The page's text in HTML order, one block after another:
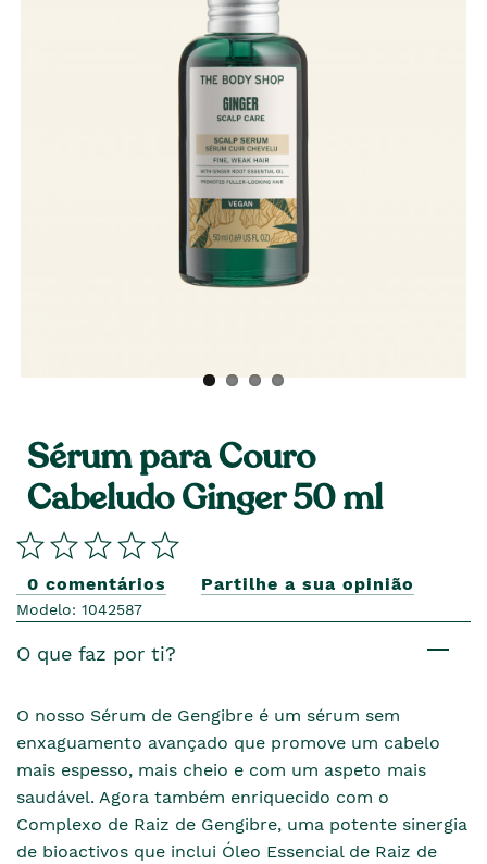
Sérum para Couro
Cabeludo Ginger 50 ml
0 comentários Partilhe a sua opinião
Modelo: 1042587
O que faz por ti?
O nosso Sérum de Gengibre é um sérum sem
enxaguamento avançado que promove um cabelo
mais espesso, mais cheio e com um aspeto mais
saudável. Agora também enriquecido com o
Complexo de Raiz de Gengibre, uma potente sinergia
de bioactivos que inclui Óleo Essencial de Raiz de